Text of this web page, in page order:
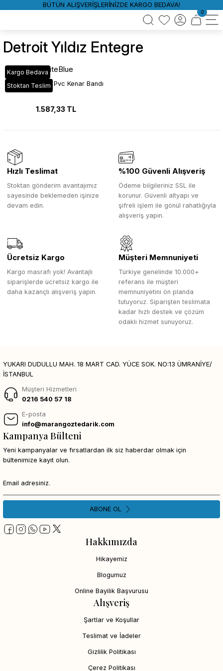
BÜTÜN ALIŞVERİŞLERİNİZDE KARGO BEDAVA!
0
Detroit Yıldız Entegre
Kargo Bedava
Stoktan Teslim
WhiteBlue
VT_681 Detroit Pvc Kenar Bandı
1.587,33 TL
Hızlı Teslimat
Stoktan gönderim avantajımız
sayesinde beklemeden işinize
devam edin.
%100 Güvenli Alışveriş
Ödeme bilgileriniz SSL ile
korunur. Güvenli altyapı ve
şifreli işlem ile gönül rahatlığıyla
alışveriş yapın.
Ücretsiz Kargo
Kargo masrafı yok! Avantajlı
siparişlerde ücretsiz kargo ile
daha kazançlı alışveriş yapın.
Müşteri Memnuniyeti
Türkiye genelinde 10.000+
referans ile müşteri
memnuniyetini ön planda
tutuyoruz. Siparişten teslimata
kadar hızlı destek ve çözüm
odaklı hizmet sunuyoruz.
YUKARI DUDULLU MAH. 18 MART CAD. YÜCE SOK. NO:13 ÜMRANİYE/
İSTANBUL
Müşteri Hizmetleri
0216 540 57 18
E-posta
info@marangoztedarik.com
Hakkımızda
Hikayemiz
Blogumuz
Online Bayilik Başvurusu
Alışveriş
Şartlar ve Koşullar
Teslimat ve İadeler
Gizlilik Politikası
Çerez Politikası
Kampanya Bülteni
Yeni kampanyalar ve fırsatlardan ilk siz haberdar olmak için
bültenimize kayıt olun.
ABONE OL